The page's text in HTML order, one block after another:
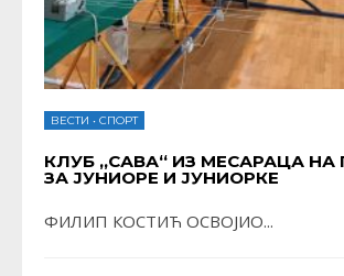
ВЕСТИ • СПОРТ
КЛУБ „САВА“ ИЗ МЕСАРАЦА НА
ЗА ЈУНИОРЕ И ЈУНИОРКЕ
ФИЛИП КОСТИЋ ОСВОЈИО...